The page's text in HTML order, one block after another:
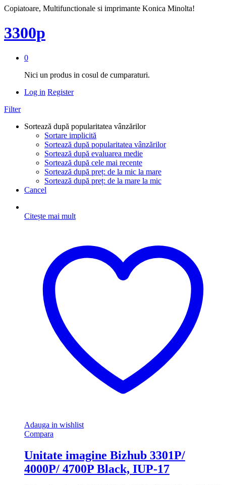
Copiatoare, Multifunctionale si imprimante Konica Minolta!
3300p
0
Nici un produs in cosul de cumparaturi.
Log in Register
Filter
Sortează după popularitatea vânzărilor
Sortare implicită
Sortează după popularitatea vânzărilor
Sortează după evaluarea medie
Sortează după cele mai recente
Sortează după preț: de la mic la mare
Sortează după preț: de la mare la mic
Cancel
Citește mai mult
Adauga in wishlist
Compara
Unitate imagine Bizhub 3301P/
4000P/ 4700P Black, IUP-17